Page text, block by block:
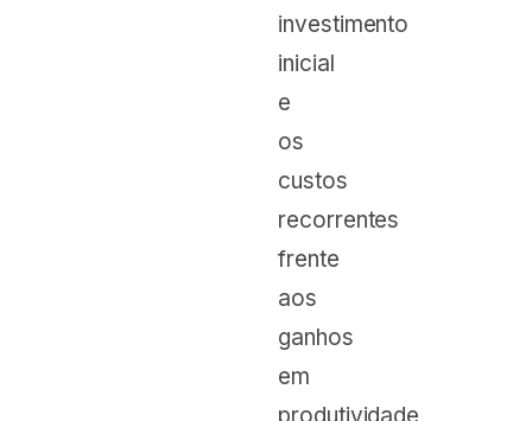
investimento
inicial
e
os
custos
recorrentes
frente
aos
ganhos
em
produtividade